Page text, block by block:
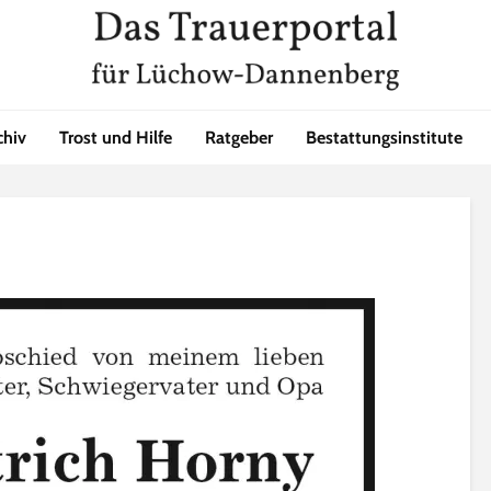
Trost und Hilfe Ratgeber Bestattungsinstitute